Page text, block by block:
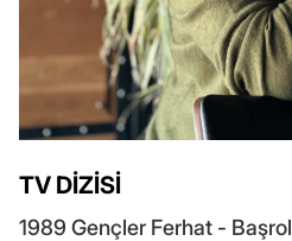
TV DİZİSİ
1989 Gençler Ferhat - Başrol